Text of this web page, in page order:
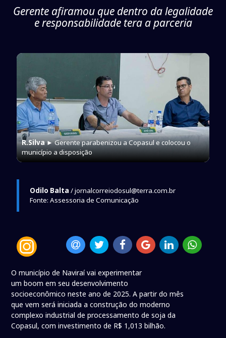
Gerente afiramou que dentro da legalidade
e responsabilidade tera a parceria
R.Silva► Gerente parabenizou a Copasul e colocou o
município a disposição
Odilo Balta / jornalcorreiodosul@terra.com.br
Fonte: Assessoria de Comunicação
O município de Naviraí vai experimentar
um boom em seu desenvolvimento
socioeconômico neste ano de 2025. A partir do mês
que vem será iniciada a construção do moderno
complexo industrial de processamento de soja da
Copasul, com investimento de R$ 1,013 bilhão.